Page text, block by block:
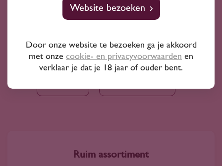
Tenuta Ulisse Soc. Agricola S.N.C.
Erbeldinger La Posta Villa Rubini
Ruim assortiment
Website bezoeken
Door onze website te bezoeken ga je akkoord
met onze cookie- en privacyvoorwaarden en
verklaar je dat je 18 jaar of ouder bent.